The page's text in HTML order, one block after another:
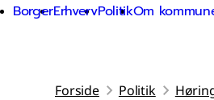
BorgerErhvervPolitikOm
Forside Politik